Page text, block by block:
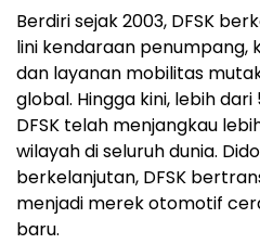
Berdiri sejak 2003, DFSK
lini kendaraan penumpang,
dan layanan mobilitas
global. Hingga kini, lebih
DFSK telah menjangkau
wilayah di seluruh dunia.
berkelanjutan, DFSK
menjadi merek otomotif
baru.